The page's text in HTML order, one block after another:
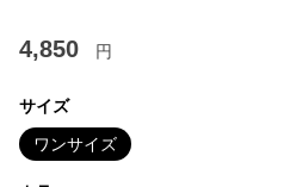
4,850 円
サイズ
ワンサイズ